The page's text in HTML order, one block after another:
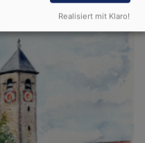
Realisiert mit Klaro!